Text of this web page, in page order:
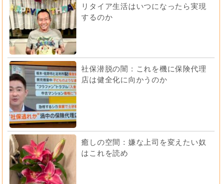
リタイア生活はいつになったら実現
するのか
社保潜脱の闇：これを機に保険代理
店は健全化に向かうのか
癒しの空間：嫌な上司を変えたい奴
はこれを読め